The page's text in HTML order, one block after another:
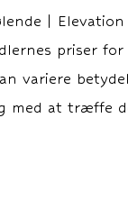
Motor:
TD4. Elevationsl
| Elevation
priser
variere
med at træffe